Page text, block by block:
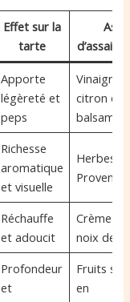
Effet sur la
tarte
Apporte
légèreté et
peps
citron ou
Richesse
aromatique
et visuelle
Herbes
Réchauffe
et adoucit
Crème
noix de
Profondeur
et
Fruits
en